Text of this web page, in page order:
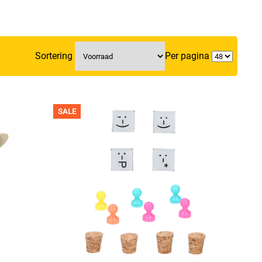
Sortering Per pagina
SALE